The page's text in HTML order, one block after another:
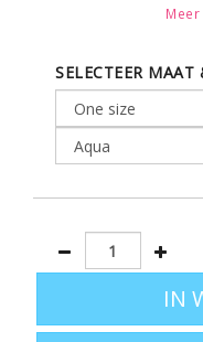
SELECTEER MAAT